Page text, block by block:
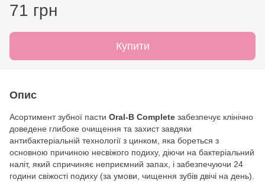
71 грн
Купити
Опис
Асортимент зубної пасти Oral-B Complete забезпечує клінічно
доведене глибоке очищення та захист завдяки
антибактеріальній технології з цинком, яка бореться з
основною причиною несвіжого подиху, діючи на бактеріальний
наліт, який спричиняє неприємний запах, і забезпечуючи 24
години свіжості подиху (за умови, чищення зубів двічі на день).